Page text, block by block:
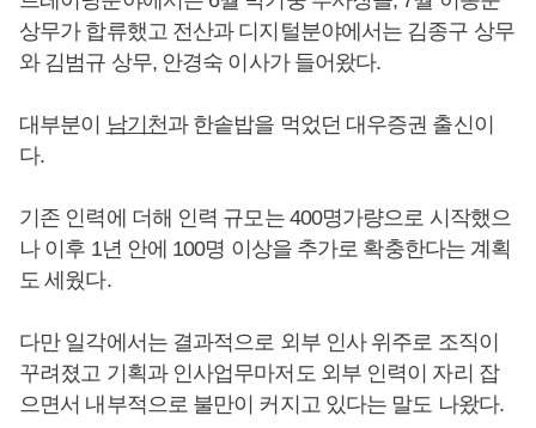
상무가 합류했고 전산과 디지털분야에서는 김종구 상무
와 김범규 상무, 안경숙 이사가 들어왔다.
대부분이 남기천과 한솥밥을 먹었던 대우증권 출신이
다.
기존 인력에 더해 인력 규모는 400명가량으로 시작했으
나 이후 1년 안에 100명 이상을 추가로 확충한다는 계획
도 세웠다.
다만 일각에서는 결과적으로 외부 인사 위주로 조직이
꾸려졌고 기획과 인사업무마저도 외부 인력이 자리 잡
으면서 내부적으로 불만이 커지고 있다는 말도 나왔다.